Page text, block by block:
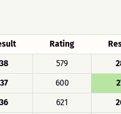
Rating
38 579
37 600
36 621